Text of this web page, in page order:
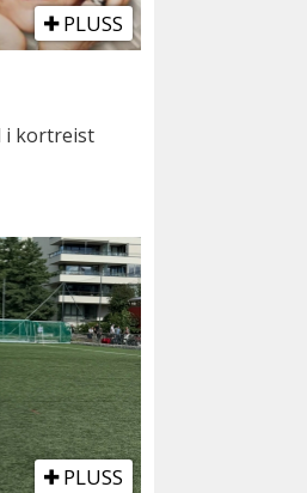
PLUSS
i kortreist
PLUSS